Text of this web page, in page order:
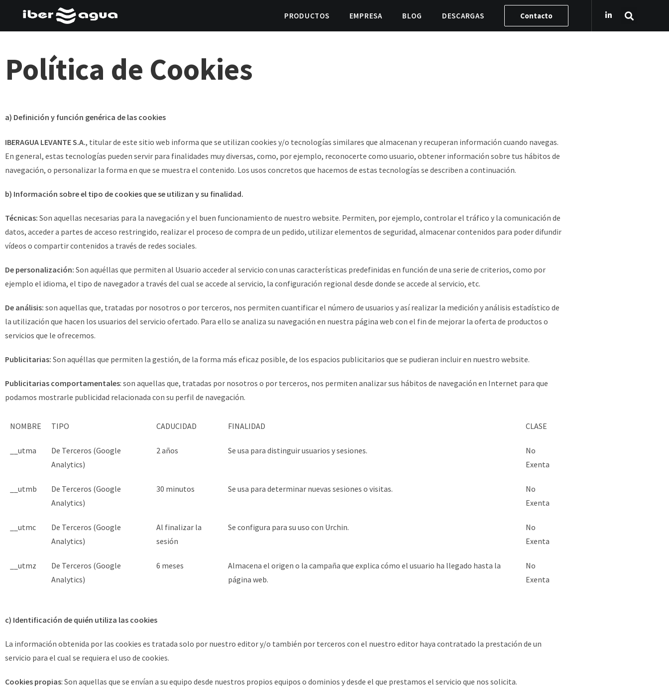
PRODUCTOS EMPRESA BLOG DESCARGAS Contacto
Política de Cookies
a) Definición y función genérica de las cookies
IBERAGUA LEVANTE S.A., titular de este sitio web informa que se utilizan cookies y/o tecnologías similares que almacenan y recuperan información cuando navegas.
En general, estas tecnologías pueden servir para finalidades muy diversas, como, por ejemplo, reconocerte como usuario, obtener información sobre tus hábitos de
navegación, o personalizar la forma en que se muestra el contenido. Los usos concretos que hacemos de estas tecnologías se describen a continuación.
b) Información sobre el tipo de cookies que se utilizan y su finalidad.
Técnicas: Son aquellas necesarias para la navegación y el buen funcionamiento de nuestro website. Permiten, por ejemplo, controlar el tráfico y la comunicación de
datos, acceder a partes de acceso restringido, realizar el proceso de compra de un pedido, utilizar elementos de seguridad, almacenar contenidos para poder difundir
vídeos o compartir contenidos a través de redes sociales.
De personalización: Son aquéllas que permiten al Usuario acceder al servicio con unas características predefinidas en función de una serie de criterios, como por
ejemplo el idioma, el tipo de navegador a través del cual se accede al servicio, la configuración regional desde donde se accede al servicio, etc.
De análisis: son aquellas que, tratadas por nosotros o por terceros, nos permiten cuantificar el número de usuarios y así realizar la medición y análisis estadístico de
la utilización que hacen los usuarios del servicio ofertado. Para ello se analiza su navegación en nuestra página web con el fin de mejorar la oferta de productos o
servicios que le ofrecemos.
Publicitarias: Son aquéllas que permiten la gestión, de la forma más eficaz posible, de los espacios publicitarios que se pudieran incluir en nuestro website.
Publicitarias comportamentales: son aquellas que, tratadas por nosotros o por terceros, nos permiten analizar sus hábitos de navegación en Internet para que
podamos mostrarle publicidad relacionada con su perfil de navegación.
NOMBRE TIPO CADUCIDAD FINALIDAD CLASE
__utma
De Terceros (Google
Analytics)
2 años Se usa para distinguir usuarios y sesiones.
No
Exenta
__utmb
De Terceros (Google
Analytics)
30 minutos Se usa para determinar nuevas sesiones o visitas.
No
Exenta
__utmc
De Terceros (Google
Analytics)
Al finalizar la
sesión
Se configura para su uso con Urchin.
No
Exenta
__utmz
De Terceros (Google
Analytics)
6 meses
Almacena el origen o la campaña que explica cómo el usuario ha llegado hasta la
página web.
No
Exenta
c) Identificación de quién utiliza las cookies
La información obtenida por las cookies es tratada solo por nuestro editor y/o también por terceros con el nuestro editor haya contratado la prestación de un
servicio para el cual se requiera el uso de cookies.
Cookies propias: Son aquellas que se envían a su equipo desde nuestros propios equipos o dominios y desde el que prestamos el servicio que nos solicita.